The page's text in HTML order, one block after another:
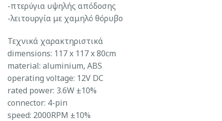
-πτερύγια υψηλής απόδοσης
-λειτουργία με χαμηλό θόρυβο
Τεχνικά χαρακτηριστικά
dimensions: 117 x 117 x 80cm
material: aluminium, ABS
operating voltage: 12V DC
rated power: 3.6W ±10%
connector: 4-pin
speed: 2000RPM ±10%